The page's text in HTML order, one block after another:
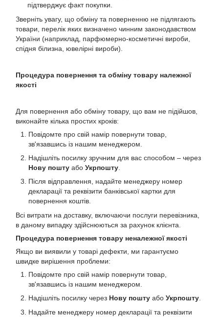
підтверджує факт покупки.
Зверніть увагу, що обміну та поверненню не підлягають
товари, перелік яких визначено чинним законодавством
України (наприклад, парфюмерно-косметичні вироби,
спідня білизна, ювелірні вироби).
Процедура повернення та обміну товару належної
якості
Для повернення або обміну товару, що вам не підійшов,
виконайте кілька простих кроків:
Повідомте про свій намір повернути товар,
зв'язавшись із нашим менеджером.
Надішліть посилку зручним для вас способом – через
Нову пошту або Укрпошту
Після відправлення, надайте менеджеру номер
декларації та реквізити банківської картки для
повернення коштів.
Всі витрати на доставку, включаючи послуги перевізника,
в даному випадку здійснюються за рахунок клієнта.
Процедура повернення товару неналежної якості
Якщо ви виявили у товарі дефекти, ми гарантуємо
швидке вирішення проблеми:
Повідомте про свій намір повернути товар,
зв'язавшись із нашим менеджером.
Надішліть посилку через Нову пошту або Укрпошту.
Надайте менеджеру номер декларації та реквізити